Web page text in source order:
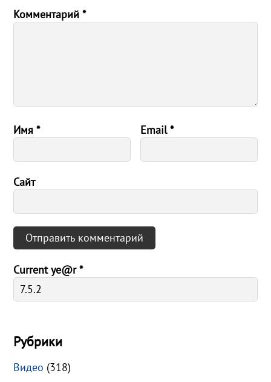
Комментарий*
Имя* Email*
Сайт
Current ye@r*
Рубрики
Видео (318)